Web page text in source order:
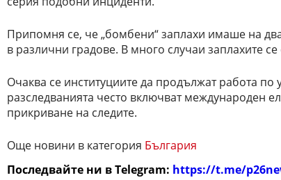
Припомня се, че „бомбени“ заплахи имаше на
в различни градове. В много случаи заплахите
Очаква се институциите да продължат работа
разследванията често включват международен
прикриване на следите.
Още новини в категория България
Последвайте ни в Telegram: https://t.me/